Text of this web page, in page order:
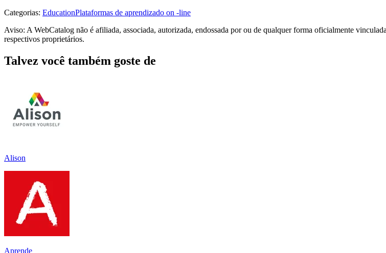
Categorias: EducationPlataformas de aprendizado on -line
Aviso: A WebCatalog não é afiliada, associada, autorizada, endossada por ou de qualquer forma oficialmente
respectivos proprietários.
Talvez você também goste de
Alison
Aprend‪e‬